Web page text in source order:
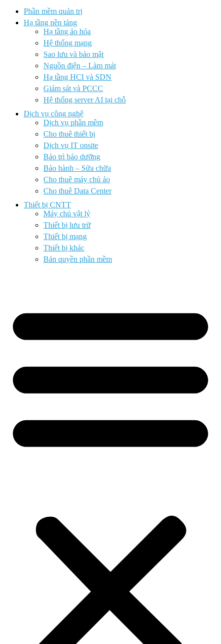
Phần mềm quản trị
Hạ tầng nền tảng
Hạ tầng ảo hóa
Hệ thống mạng
Sao lưu và bảo mật
Nguồn điện – Làm mát
Hạ tầng HCI và SDN
Giám sát và PCCC
Hệ thống server AI tại chỗ
Dịch vụ công nghệ
Dịch vụ phần mềm
Cho thuê thiết bị
Dịch vụ IT onsite
Bảo trì bảo dưỡng
Bảo hành – Sửa chữa
Cho thuê máy chủ ảo
Cho thuê Data Center
Thiết bị CNTT
Máy chủ vật lý
Thiết bị lưu trữ
Thiết bị mạng
Thiết bị khác
Bản quyền phần mềm